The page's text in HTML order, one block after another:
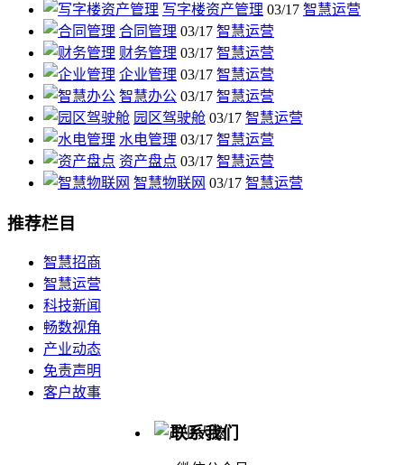
写字楼资产管理 03/17 智慧运营
合同管理 03/17 智慧运营
财务管理 03/17 智慧运营
企业管理 03/17 智慧运营
智慧办公 03/17 智慧运营
园区驾驶舱 03/17 智慧运营
水电管理 03/17 智慧运营
资产盘点 03/17 智慧运营
智慧物联网 03/17 智慧运营
推荐栏目
智慧招商
智慧运营
科技新闻
畅数视角
产业动态
免责声明
客户故事
联系我们